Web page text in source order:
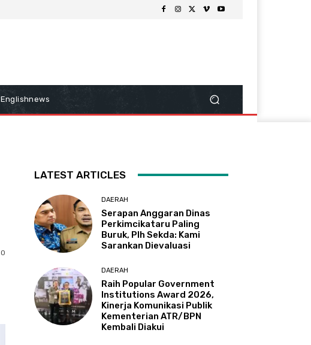
Englishnews
0
LATEST ARTICLES
DAERAH
Serapan Anggaran Dinas
Perkimcikataru Paling
Buruk, Plh Sekda: Kami
Sarankan Dievaluasi
DAERAH
Raih Popular Government
Institutions Award 2026,
Kinerja Komunikasi Publik
Kementerian ATR/BPN
Kembali Diakui